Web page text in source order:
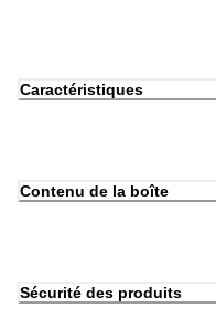
Caractéristiques
Contenu de la boîte
Sécurité des produits